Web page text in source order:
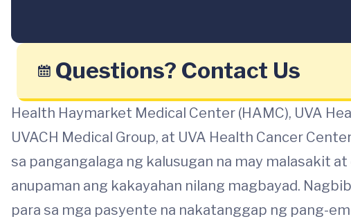
Questions? Contact Us
Health Haymarket Medical Center (HAMC), UVA
UVACH Medical Group, at UVA Health Cancer
sa pangangalaga ng kalusugan na may malasakit
anupaman ang kakayahan nilang magbayad.
para sa mga pasyente na nakatanggap ng pang-